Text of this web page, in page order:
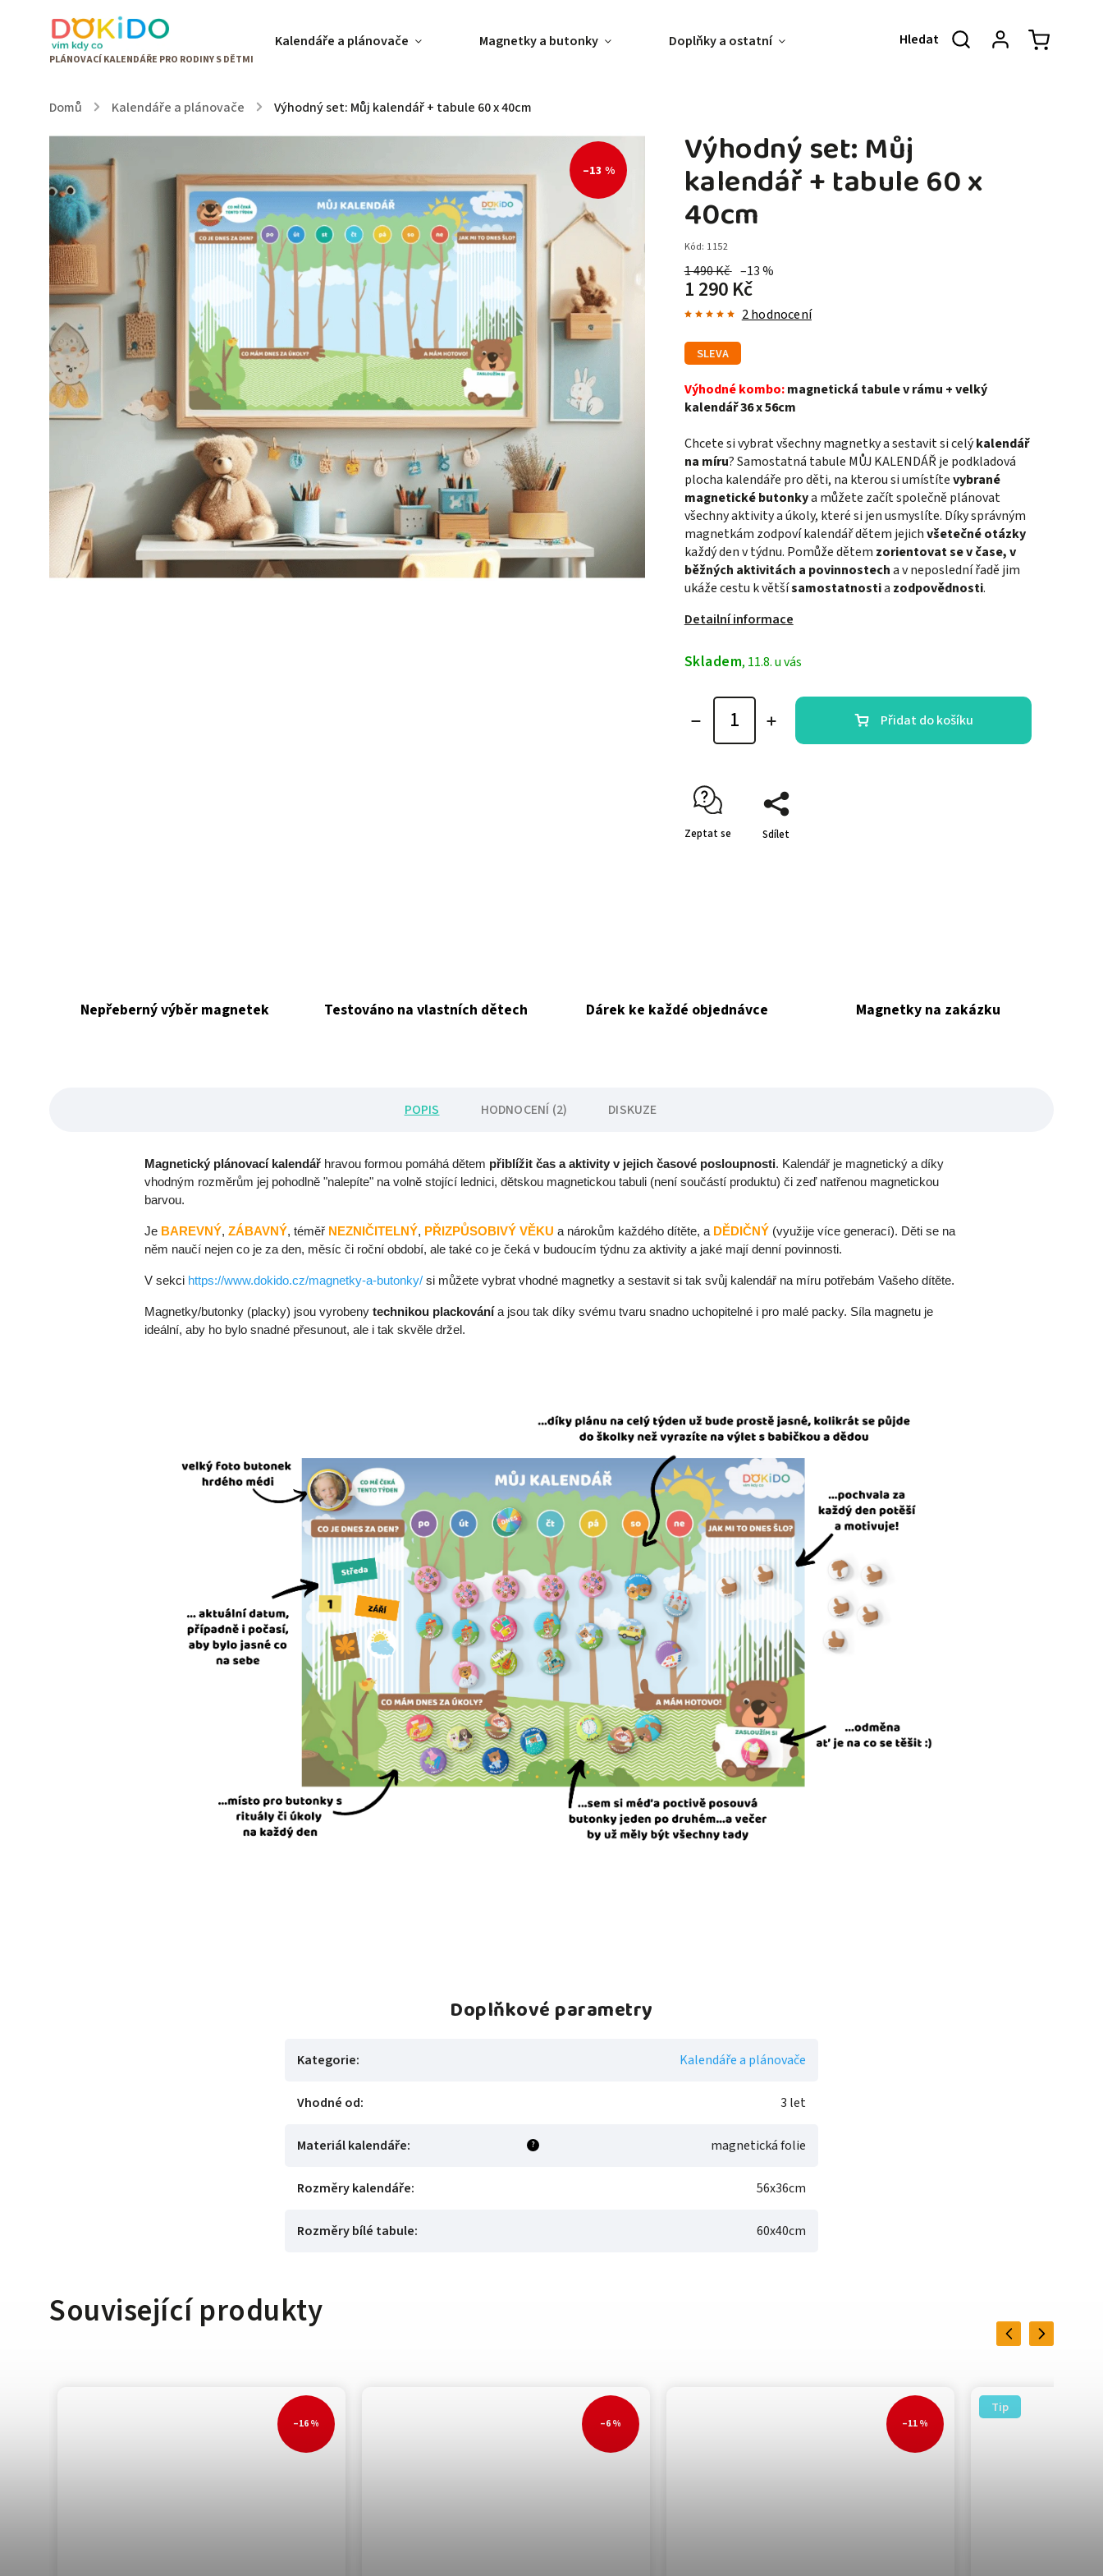
Kalendáře a plánovače Magnetky a butonky Doplňky a ostatní Akce & Slevy O NÁS
Domů / Kalendáře a plánovače / Výhodný set: Můj kalendář + tabule 60 x 40cm
–13 % Výhodný set: Můj
kalendář + tabule 60 x
40cm
Kód: 1152
1 490 Kč –13 %
1 290 Kč
SLEVA
2 hodnocení
Výhodné kombo:magnetická tabule v rámu + velký
kalendář 36 x 56cm
Chcete si vybrat všechny magnetky a sestavit si celýkalendář
na míru? Samostatná tabule MŮJ KALENDÁŘ je podkladová
plocha kalendáře pro děti, na kterou si umístítevybrané
magnetické butonkya můžete začít společně plánovat
všechny aktivity a úkoly, které si jen usmyslíte. Díky správným
magnetkám zodpoví kalendář dětem jejichvšetečné otázky
každý den v týdnu. Pomůže dětem zorientovat se v čase, v
běžných aktivitách a povinnostecha v neposlední řadě jim
ukáže cestu k většísamostatnostia zodpovědnosti.
Detailní informace
Skladem, 11.8. u vás
Přidat do košíku
Zeptat se Sdílet
Nepřeberný výběr magnetek Testováno na vlastních dětech Dárek ke každé objednávce Magnetky na zakázku
POPIS HODNOCENÍ (2) DISKUZE
Magnetický plánovací kalendář hravou formou pomáhá dětem přiblížit čas a aktivity v jejich časové posloupnosti. Kalendář je magnetický a díky
vhodným rozměrům jej pohodlně "nalepíte" na volně stojící lednici, dětskou magnetickou tabuli (není součástí produktu) či zeď natřenou magnetickou
barvou.
Je BAREVNÝ, ZÁBAVNÝ, téměř NEZNIČITELNÝ, PŘIZPŮSOBIVÝ VĚKU a nárokům každého dítěte, a DĚDIČNÝ (využije více generací). Děti se na
něm naučí nejen co je za den, měsíc či roční období, ale také co je čeká v budoucím týdnu za aktivity a jaké mají denní povinnosti.
V sekci https://www.dokido.cz/magnetky-a-butonky/ si můžete vybrat vhodné magnetky a sestavit si tak svůj kalendář na míru potřebám Vašeho dítěte.
Magnetky/butonky (placky) jsou vyrobeny technikou plackování a jsou tak díky svému tvaru snadno uchopitelné i pro malé packy. Síla magnetu je
ideální, aby ho bylo snadné přesunout, ale i tak skvěle držel.
Doplňkové parametry
Kategorie: Kalendáře a plánovače
Vhodné od: 3 let
?
Materiál kalendáře: magnetická folie
Rozměry kalendáře: 56x36cm
Rozměry bílé tabule: 60x40cm
Související produkty
Previous
–16 % –6 % –11 %
Tip
Next